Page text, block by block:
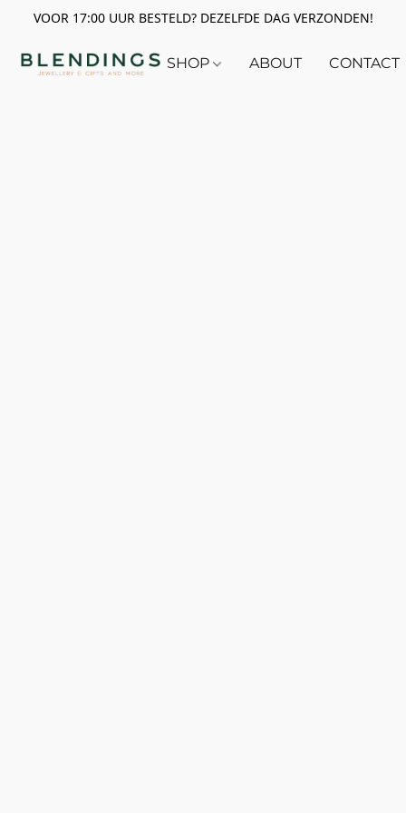
VOOR 17:00 UUR BESTELD? DEZELFDE DAG VERZONDEN!
SHOP ABOUT CONTACT